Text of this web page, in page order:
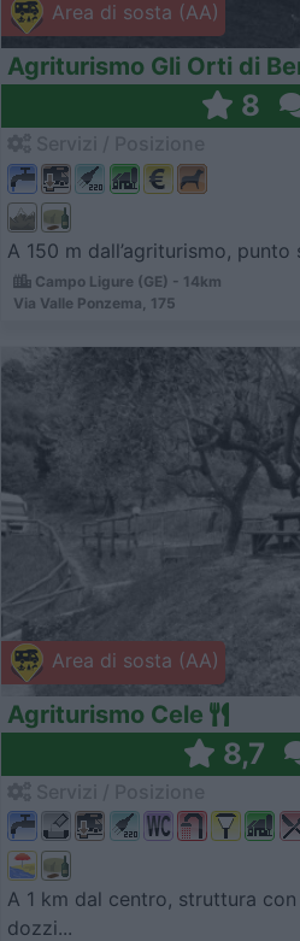
Area di sosta (AA)
Agriturismo Gli Orti di
8
A 150 m dall’agriturismo,
Campo Ligure (GE) - 14km
Via Valle Ponzema, 175
Area di sosta (AA)
Agriturismo Cele
8,7
A 1 km dal centro, struttura
dozzi...